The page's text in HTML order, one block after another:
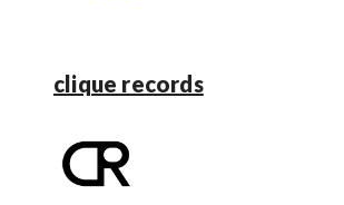
clique records